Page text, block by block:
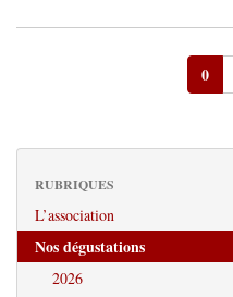
0
RUBRIQUES
L’association
Nos dégustations
2026